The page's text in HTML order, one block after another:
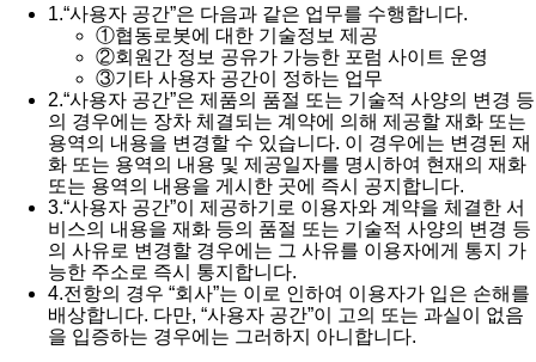
1.“사용자 공간”은 다음과 같은 업무를 수행합니다.
①협동로봇에 대한 기술정보 제공
②회원간 정보 공유가 가능한 포럼 사이트 운영
③기타 사용자 공간이 정하는 업무
2.“사용자 공간”은 제품의 품절 또는 기술적 사양의 변경 등
의 경우에는 장차 체결되는 계약에 의해 제공할 재화 또는
용역의 내용을 변경할 수 있습니다. 이 경우에는 변경된 재
화 또는 용역의 내용 및 제공일자를 명시하여 현재의 재화
또는 용역의 내용을 게시한 곳에 즉시 공지합니다.
3.“사용자 공간”이 제공하기로 이용자와 계약을 체결한 서
비스의 내용을 재화 등의 품절 또는 기술적 사양의 변경 등
의 사유로 변경할 경우에는 그 사유를 이용자에게 통지 가
능한 주소로 즉시 통지합니다.
4.전항의 경우 “회사”는 이로 인하여 이용자가 입은 손해를
배상합니다. 다만, “사용자 공간”이 고의 또는 과실이 없음
을 입증하는 경우에는 그러하지 아니합니다.